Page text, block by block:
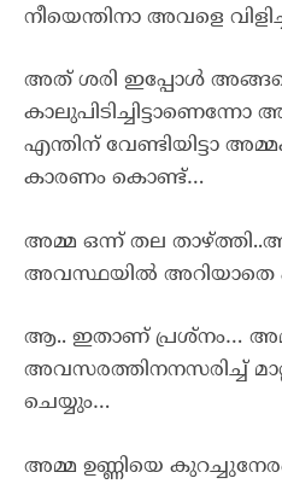
നീയെന്തിനാ അവളെ
അത് ശരി ഇപ്പോൾ
എന്തിന് വേണ്ടിയിട്ടാ
കാരണം കൊണ്ട്…
അമ്മ ഒന്ന് തല
അവസ്ഥയിൽ അറിയാതെ
ആ.. ഇതാണ് പ്രശ്നം…
അവസരത്തിനനസരിച്ച്
ചെയ്യും…
അമ്മ ഉണ്ണിയെ